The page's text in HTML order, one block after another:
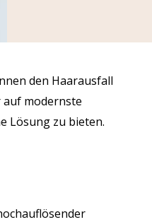
den Haarausfall
auf modernste
Lösung zu bieten.